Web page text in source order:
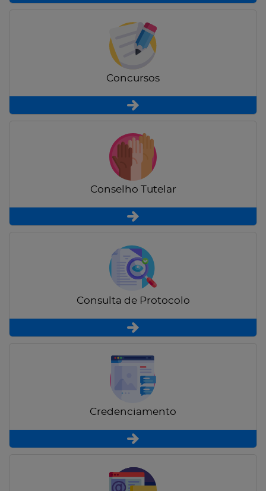
Concursos
Conselho Tutelar
Consulta de Protocolo
Credenciamento